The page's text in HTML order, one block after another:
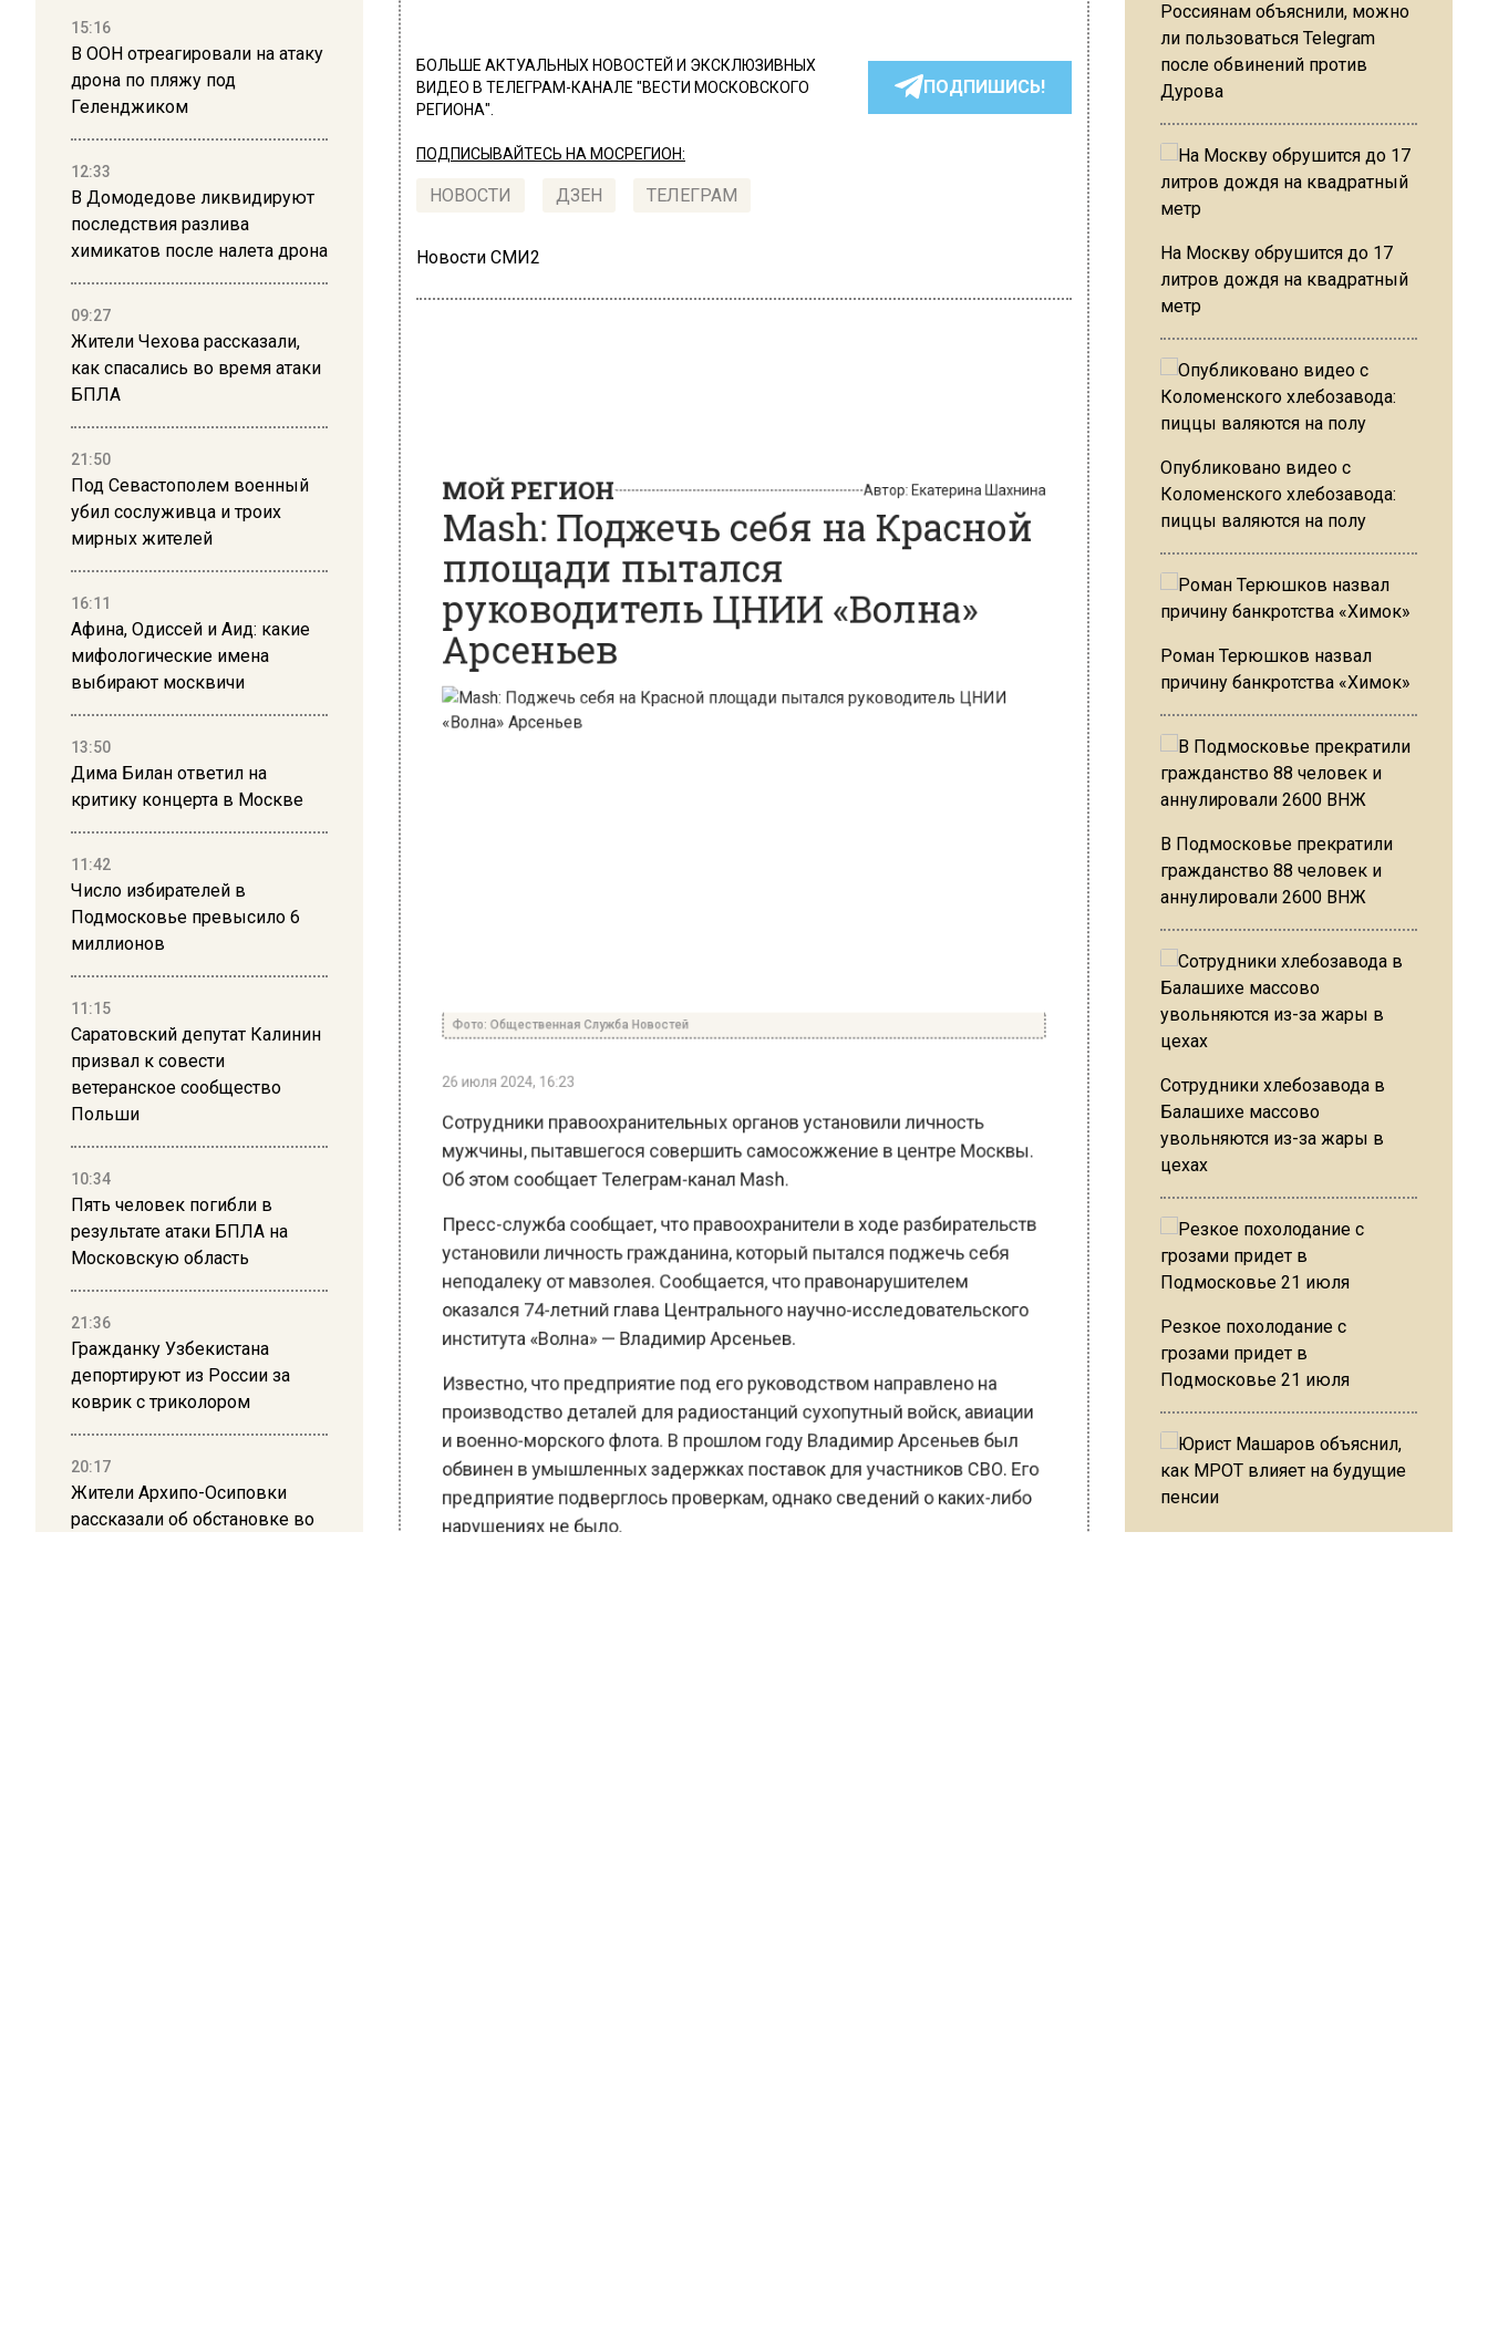
15:16
В ООН отреагировали на атаку
дрона по пляжу под
Геленджиком
12:33
В Домодедове ликвидируют
последствия разлива
химикатов после налета дрона
09:27
Жители Чехова рассказали,
как спасались во время атаки
БПЛА
21:50
Под Севастополем военный
убил сослуживца и троих
мирных жителей
16:11
Афина, Одиссей и Аид: какие
мифологические имена
выбирают москвичи
13:50
Дима Билан ответил на
критику концерта в Москве
11:42
Число избирателей в
Подмосковье превысило 6
миллионов
11:15
Саратовский депутат Калинин
призвал к совести
ветеранское сообщество
Польши
10:34
Пять человек погибли в
результате атаки БПЛА на
Московскую область
21:36
Гражданку Узбекистана
депортируют из России за
коврик с триколором
20:17
Жители Архипо-Осиповки
рассказали об обстановке во
БОЛЬШЕ АКТУАЛЬНЫХ НОВОСТЕЙ И ЭКСКЛЮЗИВНЫХ
ВИДЕО В ТЕЛЕГРАМ-КАНАЛЕ "ВЕСТИ МОСКОВСКОГО
РЕГИОНА".
ПОДПИШИСЬ!
ПОДПИСЫВАЙТЕСЬ НА МОСРЕГИОН:
НОВОСТИ ДЗЕН ТЕЛЕГРАМ
Новости СМИ2
площади пытался
руководитель ЦНИИ «Волна»
Арсеньев
мужчины, пытавшегося совершить самосожжение в центре Москвы.
Об этом сообщает Телеграм-канал Mash.
Пресс-служба сообщает, что правоохранители в ходе разбирательств
установили личность гражданина, который пытался поджечь себя
неподалеку от мавзолея. Сообщается, что правонарушителем
оказался 74-летний глава Центрального научно-исследовательского
института «Волна» — Владимир Арсеньев.
Известно, что предприятие под его руководством направлено на
производство деталей для радиостанций сухопутный войск, авиации
и военно-морского флота. В прошлом году Владимир Арсеньев был
обвинен в умышленных задержках поставок для участников СВО. Его
предприятие подверглось проверкам, однако сведений о каких-либо
нарушениях не было.
Россиянам объяснили, можно
ли пользоваться Telegram
после обвинений против
Дурова
На Москву обрушится до 17
литров дождя на квадратный
метр
Опубликовано видео с
Коломенского хлебозавода:
пиццы валяются на полу
Роман Терюшков назвал
причину банкротства «Химок»
В Подмосковье прекратили
гражданство 88 человек и
аннулировали 2600 ВНЖ
Сотрудники хлебозавода в
Балашихе массово
увольняются из-за жары в
цехах
Резкое похолодание с
грозами придет в
Подмосковье 21 июля